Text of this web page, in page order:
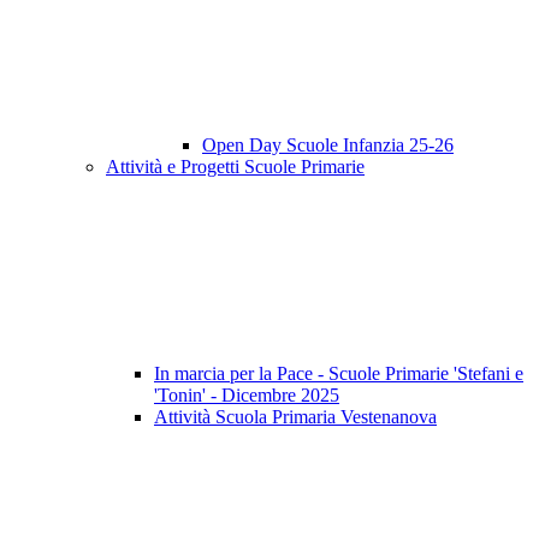
Open Day Scuole Infanzia 25-26
Attività e Progetti Scuole Primarie
In marcia per la Pace - Scuole Primarie 'Stefani e
'Tonin' - Dicembre 2025
Attività Scuola Primaria Vestenanova